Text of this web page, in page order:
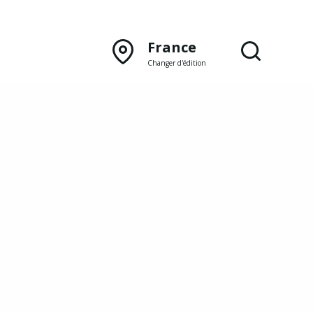
France
Changer d'édition